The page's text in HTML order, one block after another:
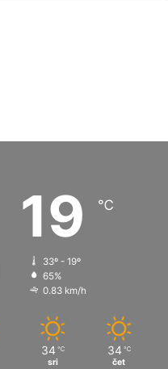
19 ℃
33º - 19º
65%
0.83 km/h
34 ℃
sri
34 ℃
čet